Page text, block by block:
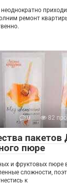
ремонт
0 82
пакетов
пюре
и фруктовых пюре
сложности,
к